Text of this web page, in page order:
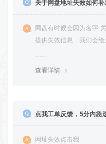
关于网盘地址失效如何
网盘有时候会因为名字 关键词导致
提供失效信息，我们会
查看详情
点我工单反馈，5分内急
网址失效点击我